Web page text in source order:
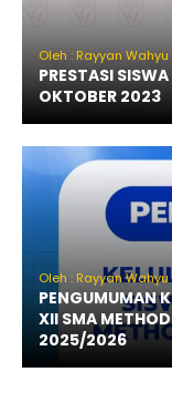
Oleh : Rayyan
PRESTASI
OKTOBER 2023
Oleh : Rayyan
PENGUMUMAN
XII SMA
2025/2026